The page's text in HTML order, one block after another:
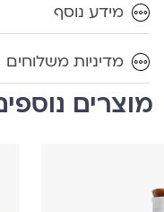
מידע נוסף
מדיניות משלוחים
מוצרים